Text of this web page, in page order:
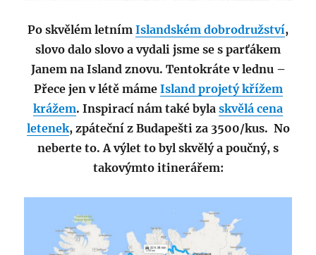
Po skvělém letním Islandském dobrodružství,
slovo dalo slovo a vydali jsme se s parťákem
Janem na Island znovu. Tentokráte v lednu –
Přece jen v létě máme Island projetý křížem
krážem. Inspirací nám také byla skvělá cena
letenek, zpáteční z Budapešti za 3500/kus. No
neberte to. A výlet to byl skvělý a poučný, s
takovýmto itinerářem: